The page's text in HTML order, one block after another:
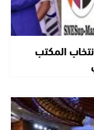
المكتب